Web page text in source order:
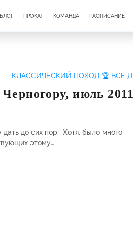
БЛОГ ПРОКАТ КОМАНДА РАСПИСАНИЕ
июль 2011
до сих пор… Хотя, было много
этому…